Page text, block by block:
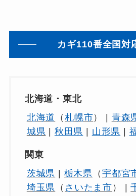
カギ110番全国対
北海道・東北
北海道
（札幌市） | 青森
城県
秋田県 山形県
関東
茨城県
栃木県 （ 宇都宮
埼玉県 （ さいたま市 ） |